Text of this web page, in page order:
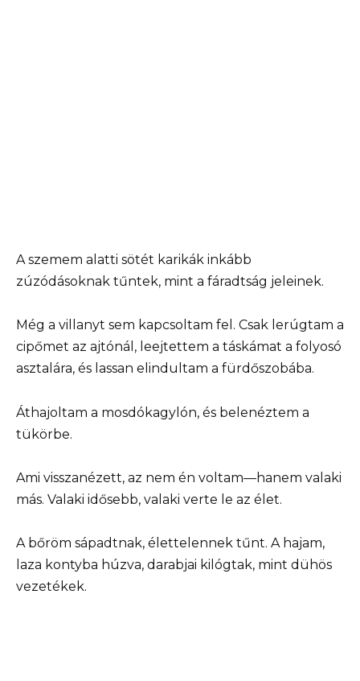
A szemem alatti sötét karikák inkább
zúzódásoknak tűntek, mint a fáradtság jeleinek.
Még a villanyt sem kapcsoltam fel. Csak lerúgtam a
cipőmet az ajtónál, leejtettem a táskámat a folyosó
asztalára, és lassan elindultam a fürdőszobába.
Áthajoltam a mosdókagylón, és belenéztem a
tükörbe.
Ami visszanézett, az nem én voltam—hanem valaki
más. Valaki idősebb, valaki verte le az élet.
A bőröm sápadtnak, élettelennek tűnt. A hajam,
laza kontyba húzva, darabjai kilógtak, mint dühös
vezetékek.